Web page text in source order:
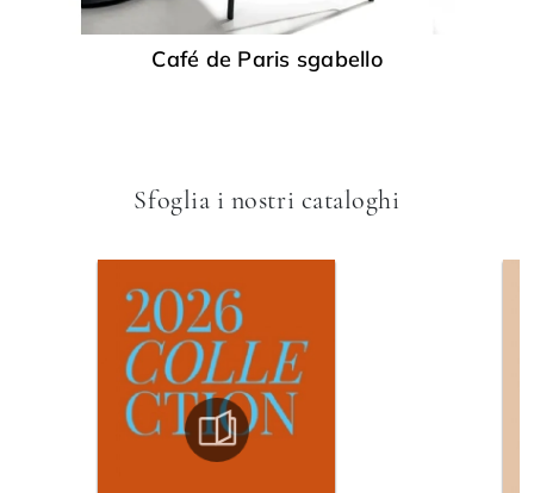
Café de Paris sgabello
Sfoglia i nostri cataloghi